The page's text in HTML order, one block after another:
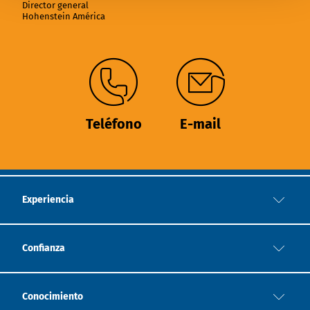
Director general
Hohenstein América
Teléfono E-mail
Experiencia
Confianza
Conocimiento